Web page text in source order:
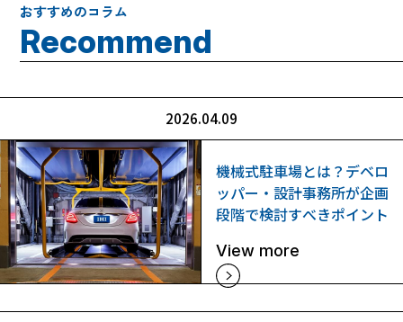
おすすめのコラム
Recommend
2026.04.09
機械式駐車場とは？デベロ
ッパー・設計事務所が企画
段階で検討すべきポイント
View more